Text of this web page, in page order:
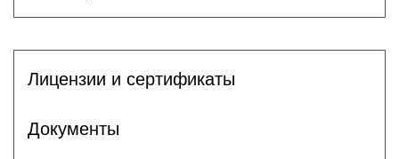
Лицензии и сертификаты
Документы